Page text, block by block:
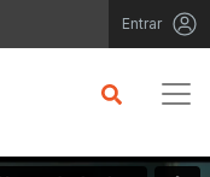
Entrar